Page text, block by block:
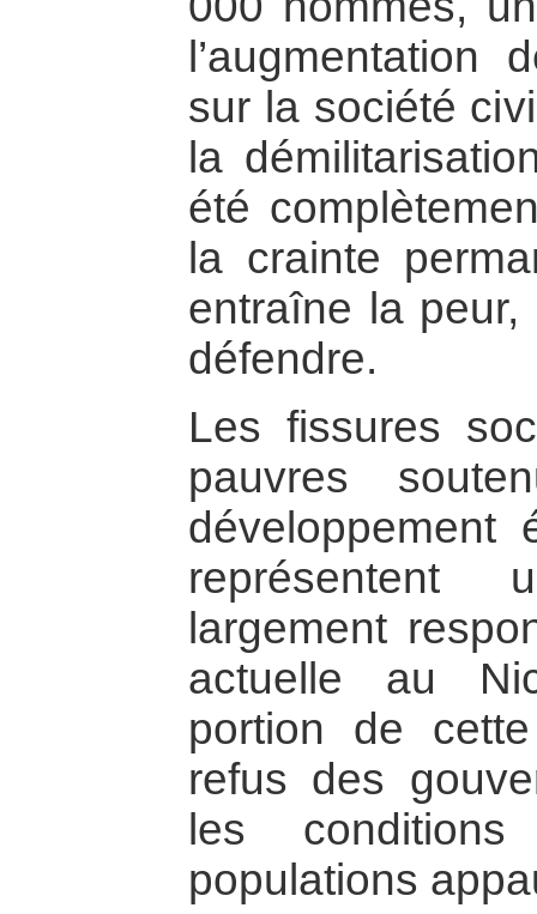
l’augmentation
sur la société
la
été
la crainte
entraîne la
défendre.
Les fissures
pauvres
développement
représentent
largement
actuelle au
portion de
refus des
les
populations